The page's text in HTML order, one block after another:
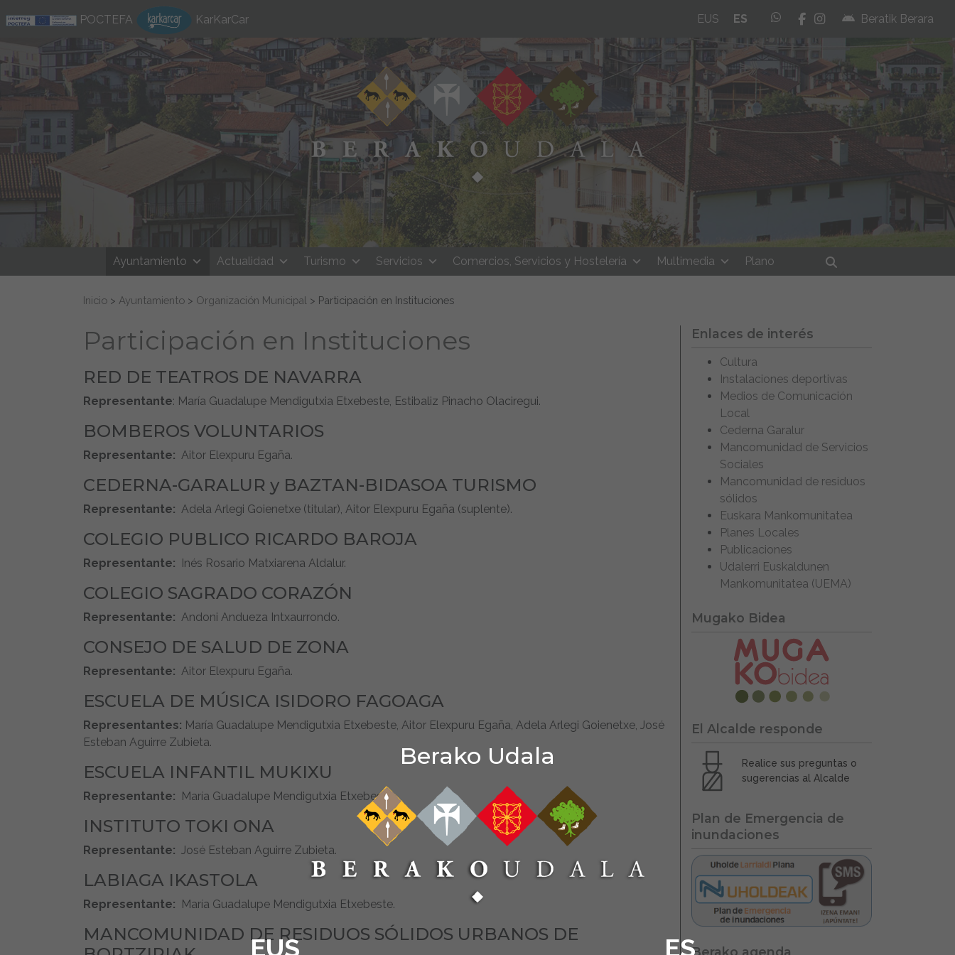
Berako Udala
EUS ES
POCTEFA
KarKarCar EUS ES whatsapp
facebook
instagram
Beratik Berara
Ayuntamiento Actualidad Turismo Servicios Comercios, Servicios y Hostelería Multimedia
Plano
Buscar
Buscar:
Inicio > Ayuntamiento > Organización Municipal > Participación en Instituciones
Participación en Instituciones
RED DE TEATROS DE NAVARRA
Representante: María Guadalupe Mendigutxia Etxebeste, Estibaliz Pinacho Olaciregui.
BOMBEROS VOLUNTARIOS
Representante: Aitor Elexpuru Egaña.
CEDERNA-GARALUR y BAZTAN-BIDASOA TURISMO
Representante: Adela Arlegi Goienetxe (titular), Aitor Elexpuru Egaña (suplente).
COLEGIO PUBLICO RICARDO BAROJA
Representante: Inés Rosario Matxiarena Aldalur.
COLEGIO SAGRADO CORAZÓN
Representante: Andoni Andueza Intxaurrondo.
CONSEJO DE SALUD DE ZONA
Representante: Aitor Elexpuru Egaña.
ESCUELA DE MÚSICA ISIDORO FAGOAGA
Representantes: María Guadalupe Mendigutxia Etxebeste, Aitor Elexpuru Egaña, Adela Arlegi Goienetxe, José
Esteban Aguirre Zubieta.
ESCUELA INFANTIL MUKIXU
Representante: María Guadalupe Mendigutxia Etxebeste.
INSTITUTO TOKI ONA
Representante: José Esteban Aguirre Zubieta.
LABIAGA IKASTOLA
Representante: María Guadalupe Mendigutxia Etxebeste.
MANCOMUNIDAD DE RESIDUOS SÓLIDOS URBANOS DE
Enlaces de interés
Cultura
Instalaciones deportivas
Medios de Comunicación
Local
Cederna Garalur
Mancomunidad de Servicios
Sociales
Mancomunidad de residuos
sólidos
Euskara Mankomunitatea
Planes Locales
Publicaciones
Udalerri Euskaldunen
Mankomunitatea (UEMA)
Mugako Bidea
El Alcalde responde
Realice sus preguntas o
sugerencias al Alcalde
Plan de Emergencia de
inundaciones